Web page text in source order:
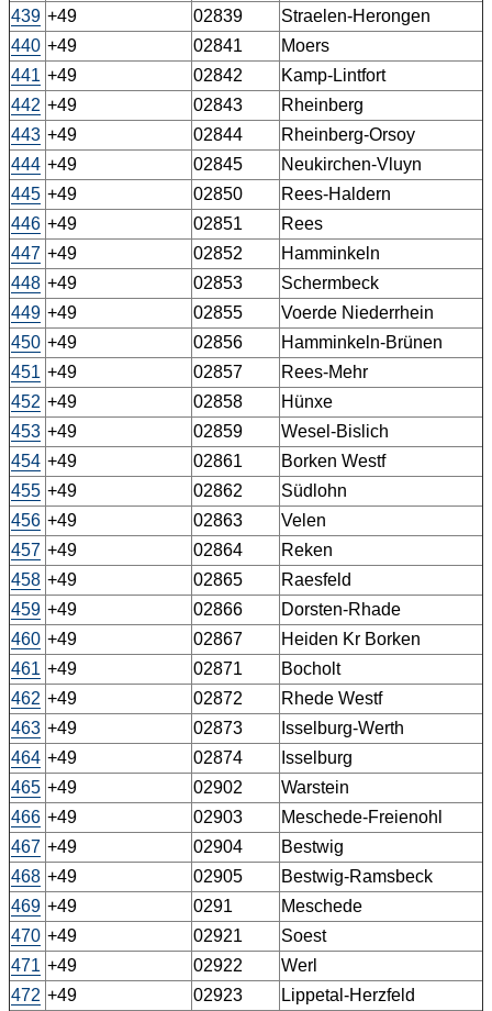
439 +49 02839
Straelen-Herongen
440 +49 02841
Moers
441 +49 02842
Kamp-Lintfort
442 +49 02843
Rheinberg
443 +49 02844
Rheinberg-Orsoy
444 +49 02845
Neukirchen-Vluyn
445 +49 02850
Rees-Haldern
446 +49 02851
Rees
447 +49 02852
Hamminkeln
448 +49 02853
Schermbeck
449 +49 02855
Voerde Niederrhein
450 +49 02856
Hamminkeln-Brünen
451 +49 02857
Rees-Mehr
452 +49 02858
Hünxe
453 +49 02859
Wesel-Bislich
454 +49 02861
Borken Westf
455 +49 02862
Südlohn
456 +49 02863
Velen
457 +49 02864
Reken
458 +49 02865
Raesfeld
459 +49 02866
Dorsten-Rhade
460 +49 02867
Heiden Kr Borken
461 +49 02871
Bocholt
462 +49 02872
Rhede Westf
463 +49 02873
Isselburg-Werth
464 +49 02874
Isselburg
465 +49 02902
Warstein
466 +49 02903
Meschede-Freienohl
467 +49 02904
Bestwig
468 +49 02905
Bestwig-Ramsbeck
469 +49 0291
Meschede
470 +49 02921
Soest
471 +49 02922
Werl
472 +49 02923
Lippetal-Herzfeld